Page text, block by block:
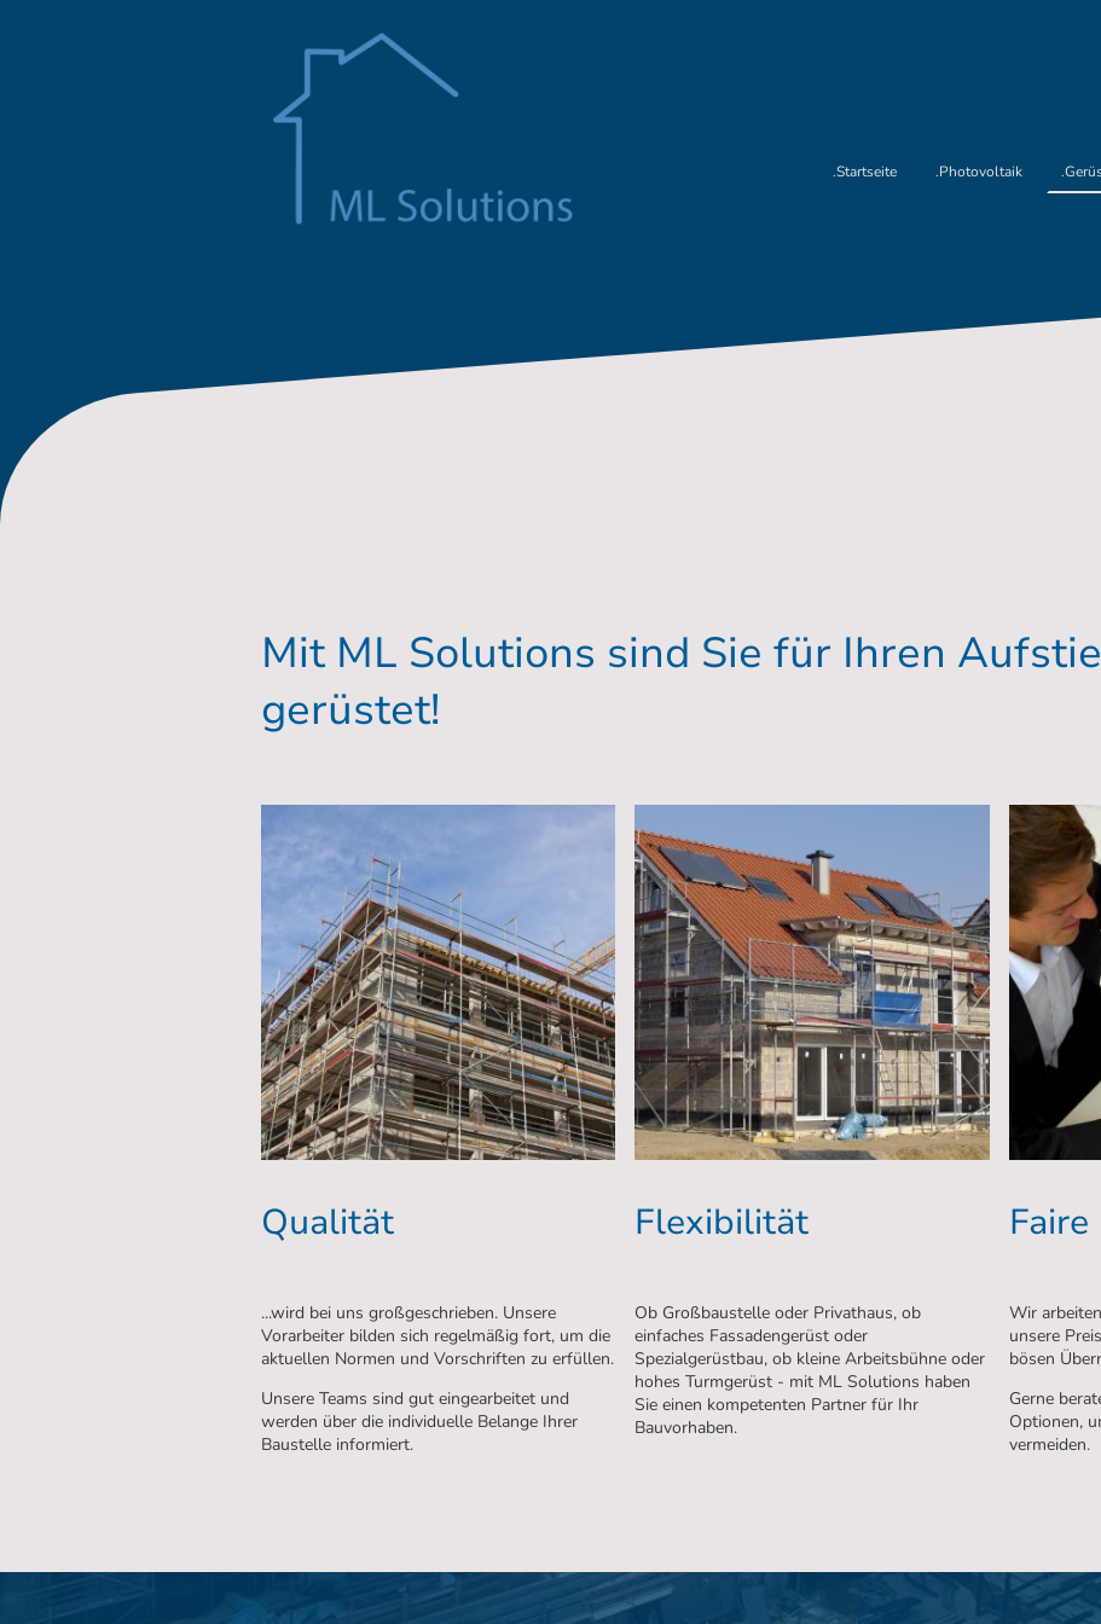
.Startseite .Photovoltaik
Mit ML Solutions sind Sie für Ihren
gerüstet!
Qualität
...wird bei uns großgeschrieben. Unsere
Vorarbeiter bilden sich regelmäßig fort, um die
aktuellen Normen und Vorschriften zu erfüllen.
Unsere Teams sind gut eingearbeitet und
werden über die individuelle Belange Ihrer
Baustelle informiert.
Flexibilität
Ob Großbaustelle oder Privathaus, ob
einfaches Fassadengerüst oder
Spezialgerüstbau, ob kleine Arbeitsbühne oder
hohes Turmgerüst - mit ML Solutions haben
Sie einen kompetenten Partner für Ihr
Bauvorhaben.
Faire
Wir
unsere
bösen
Gerne
Optionen,
vermeiden.